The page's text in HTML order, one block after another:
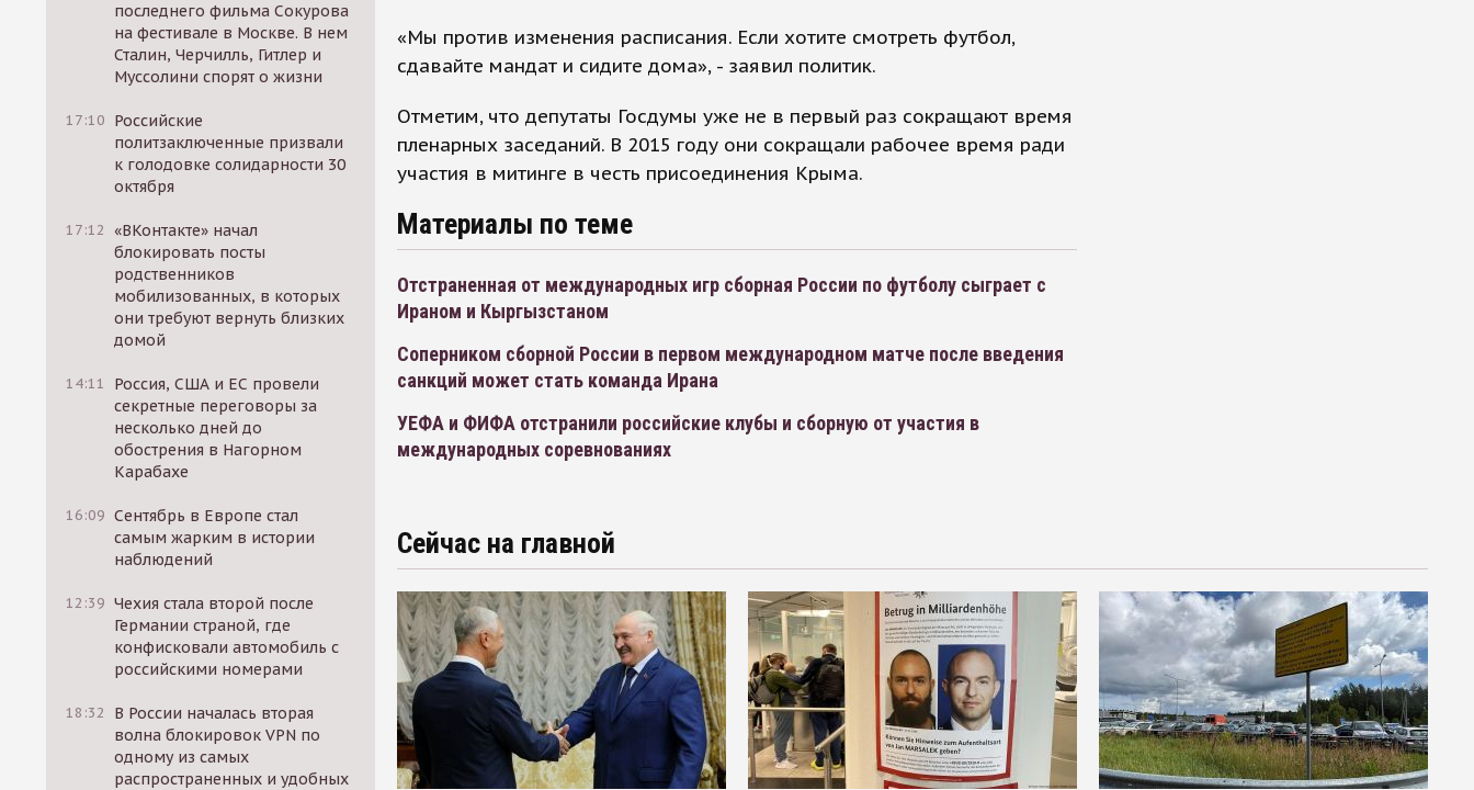
последнего фильма Сокурова
на фестивале в Москве. В нем
Сталин, Черчилль, Гитлер и
Муссолини спорят о жизни
17:10 Российские
политзаключенные призвали
к голодовке солидарности 30
октября
17:12 «ВКонтакте» начал
блокировать посты
родственников
мобилизованных, в которых
они требуют вернуть близких
домой
14:11
Россия, США и ЕС провели
секретные переговоры за
несколько дней до
обострения в Нагорном
Карабахе
16:09 Сентябрь в Европе стал
самым жарким в истории
наблюдений
12:39 Чехия стала второй после
Германии страной, где
конфисковали автомобиль с
российскими номерами
18:32
В России началась вторая
волна блокировок VPN по
одному из самых
распространенных и удобных
«Мы против изменения расписания. Если хотите смотреть футбол,
сдавайте мандат и сидите дома», - заявил политик.
Отметим, что депутаты Госдумы уже не в первый раз сокращают время
пленарных заседаний. В 2015 году они сокращали рабочее время ради
участия в митинге в честь присоединения Крыма.
Материалы по теме
Отстраненная от международных игр сборная России по футболу сыграет с
Ираном и Кыргызстаном
Соперником сборной России в первом международном матче после введения
санкций может стать команда Ирана
УЕФА и ФИФА отстранили российские клубы и сборную от участия в
международных соревнованиях
Сейчас на главной